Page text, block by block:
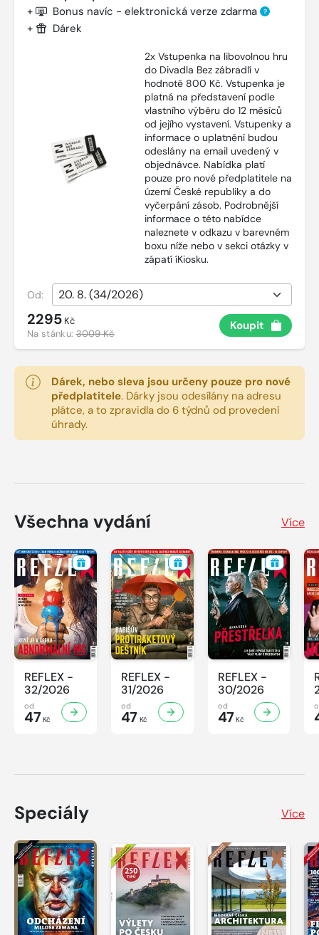
+ Bonus navíc - elektronická verze zdarma ?
+ Dárek
2x Vstupenka na libovolnou hru
do Divadla Bez zábradlí v
hodnotě 800 Kč. Vstupenka je
platná na představení podle
vlastního výběru do 12 měsíců
od jejího vystavení. Vstupenky a
informace o uplatnění budou
odeslány na email uvedený v
objednávce. Nabídka platí
pouze pro nové předplatitele na
území České republiky a do
vyčerpání zásob. Podrobnější
informace o této nabídce
naleznete v odkazu v barevném
boxu níže nebo v sekci otázky v
zápatí íKiosku.
Od:
2295 Kč
Na stánku:3009 Kč
Koupit
Dárek, nebo sleva jsou určeny pouze pro nové
předplatitele. Dárky jsou odesílány na adresu
plátce, a to zpravidla do 6 týdnů od provedení
úhrady.
Všechna vydání Více
REFLEX -
32/2026
od
47 Kč
REFLEX -
31/2026
od
47 Kč
REFLEX -
30/2026
od
47Kč
Speciály Více